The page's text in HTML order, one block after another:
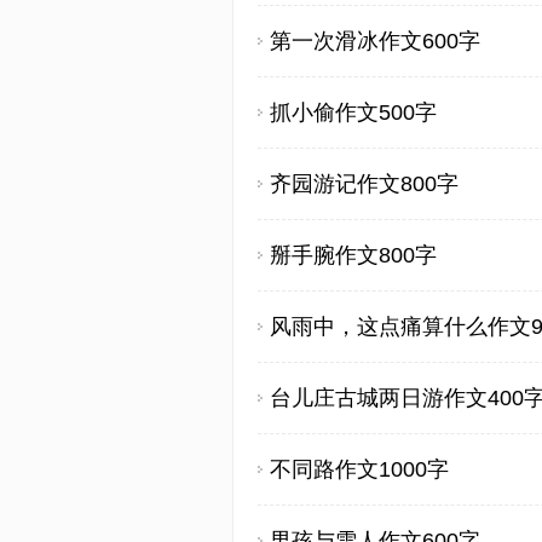
第一次滑冰作文600字
抓小偷作文500字
齐园游记作文800字
掰手腕作文800字
风雨中，这点痛算什么作文
台儿庄古城两日游作文400
不同路作文1000字